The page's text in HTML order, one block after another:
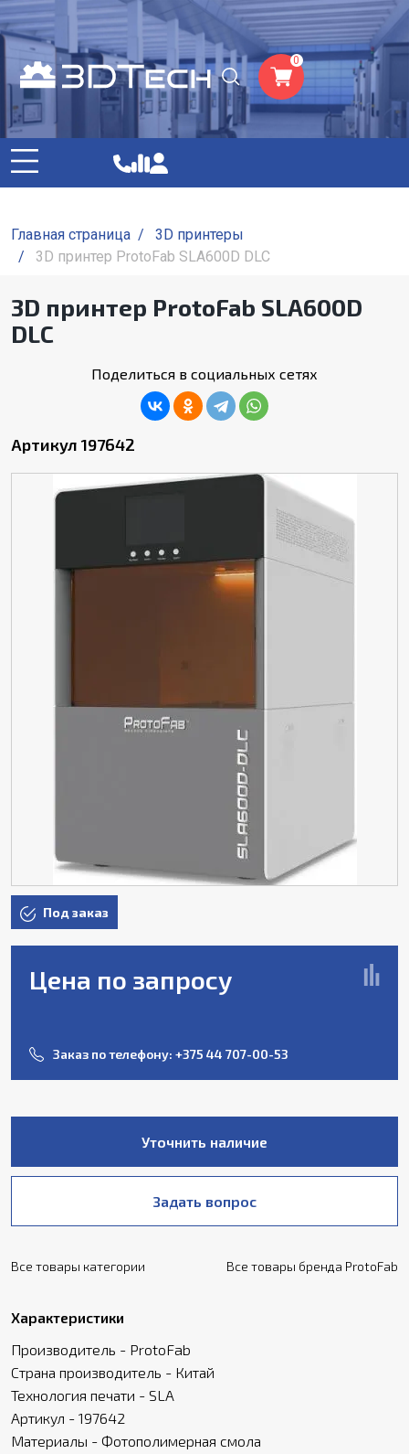
0
Главная страница /
3D принтеры
/
3D принтер ProtoFab SLA600D DLC
3D принтер ProtoFab SLA600D
DLC
Поделиться в социальных сетях
Артикул 197642
Под заказ
Цена по запросу
Заказ по телефону: +375 44 707-00-53
Уточнить наличие
Задать вопрос
Все товары категории Все товары бренда ProtoFab
Характеристики
Производитель - ProtoFab
Страна производитель - Китай
Технология печати - SLA
Артикул - 197642
Материалы - Фотополимерная смола